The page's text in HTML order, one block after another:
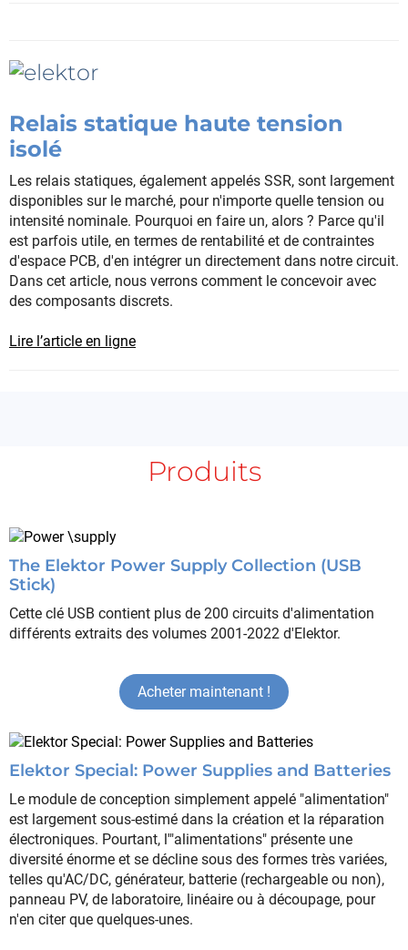
Relais statique haute tension
isolé
Les relais statiques, également appelés SSR, sont largement
disponibles sur le marché, pour n'importe quelle tension ou
intensité nominale. Pourquoi en faire un, alors ? Parce qu'il
est parfois utile, en termes de rentabilité et de contraintes
d'espace PCB, d'en intégrer un directement dans notre circuit.
Dans cet article, nous verrons comment le concevoir avec
des composants discrets.
Lire l’article en ligne
Produits
The Elektor Power Supply Collection (USB
Stick)
Cette clé USB contient plus de 200 circuits d'alimentation
différents extraits des volumes 2001-2022 d'Elektor.
Acheter maintenant !
Elektor Special: Power Supplies and Batteries
Le module de conception simplement appelé "alimentation"
est largement sous-estimé dans la création et la réparation
électroniques. Pourtant, l'"alimentations" présente une
diversité énorme et se décline sous des formes très variées,
telles qu'AC/DC, générateur, batterie (rechargeable ou non),
panneau PV, de laboratoire, linéaire ou à découpage, pour
n'en citer que quelques-unes.